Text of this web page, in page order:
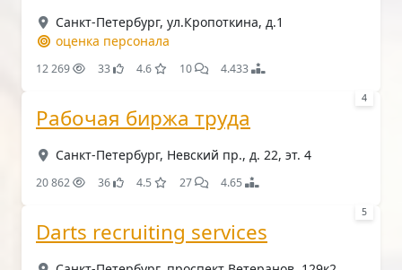
Санкт-Петербург, ул.Кропоткина, д.1
оценка персонала
12 269 33 4.6 10 4.433
4
Рабочая биржа труда
Санкт-Петербург, Невский пр., д. 22, эт. 4
20 862 36 4.5 27 4.65
5
Darts recruiting services